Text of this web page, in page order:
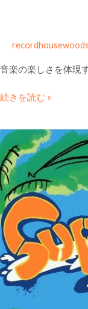
音楽の楽しさを体現
続きを読む »
SUPER
GOOD
GO!BACK!!JAMP!!